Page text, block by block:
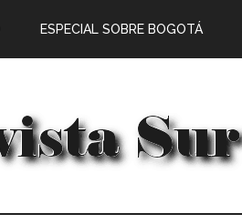
ESPECIAL SOBRE BOGOTÁ